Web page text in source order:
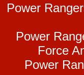
Power
Power
Force
Power